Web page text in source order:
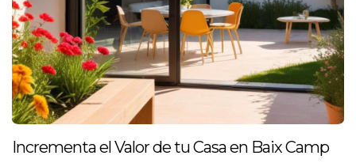
Incrementa el Valor de tu Casa en Baix Camp